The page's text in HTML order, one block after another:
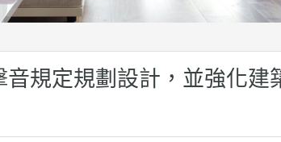
規定規劃設計，並強化建